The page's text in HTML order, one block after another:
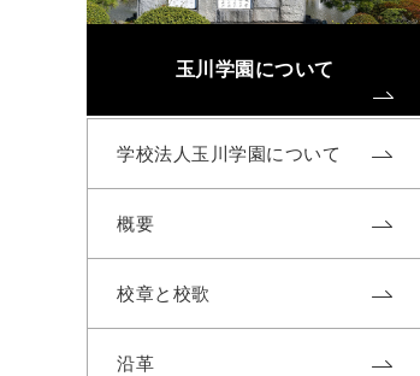
玉川学園について
学校法人玉川学園について
概要
校章と校歌
沿革